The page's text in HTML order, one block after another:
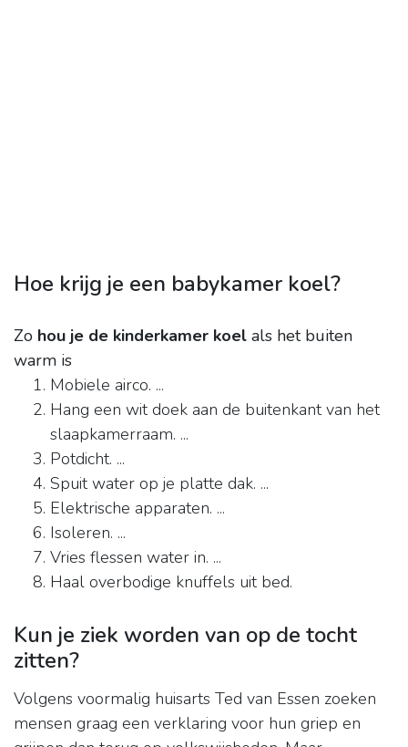
Hoe krijg je een babykamer koel?
Zo hou je de kinderkamer koel als het buiten
warm is
Mobiele airco. ...
Hang een wit doek aan de buitenkant van het
slaapkamerraam. ...
Potdicht. ...
Spuit water op je platte dak. ...
Elektrische apparaten. ...
Isoleren. ...
Vries flessen water in. ...
Haal overbodige knuffels uit bed.
Kun je ziek worden van op de tocht
zitten?
Volgens voormalig huisarts Ted van Essen zoeken
mensen graag een verklaring voor hun griep en